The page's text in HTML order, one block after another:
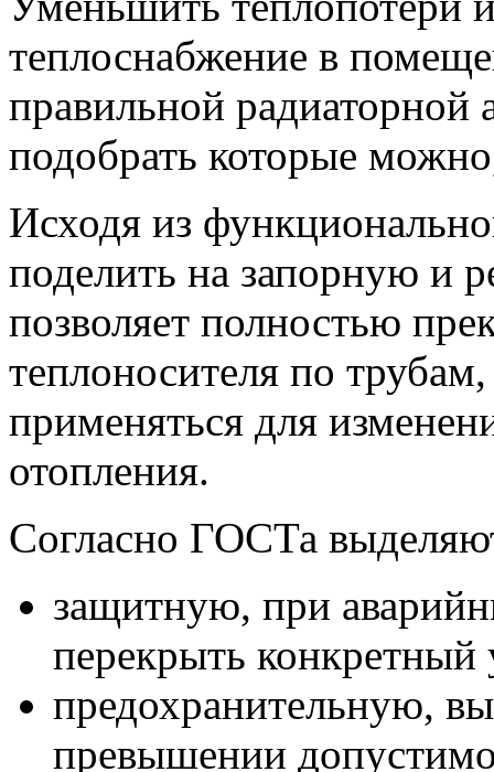
теплоснабжение в
правильной радиаторной
подобрать которые
Исходя из
поделить на запорную и
позволяет полностью
теплоносителя по
применяться для
отопления.
Согласно ГОСТа
защитную, при
перекрыть конкретный
предохранительную,
превышении